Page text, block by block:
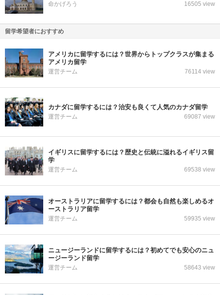
命かげろう 16505 view
留学希望者におすすめ
アメリカに留学するには？世界からトップクラスが集まる
アメリカ留学
運営チーム 76114 view
カナダに留学するには？治安も良くて人気のカナダ留学
運営チーム 69087 view
イギリスに留学するには？歴史と伝統に溢れるイギリス留
学
運営チーム 69538 view
オーストラリアに留学するには？都会も自然も楽しめるオ
ーストラリア留学
運営チーム 59935 view
ニュージーランドに留学するには？初めてでも安心のニュ
ージーランド留学
運営チーム 58643 view